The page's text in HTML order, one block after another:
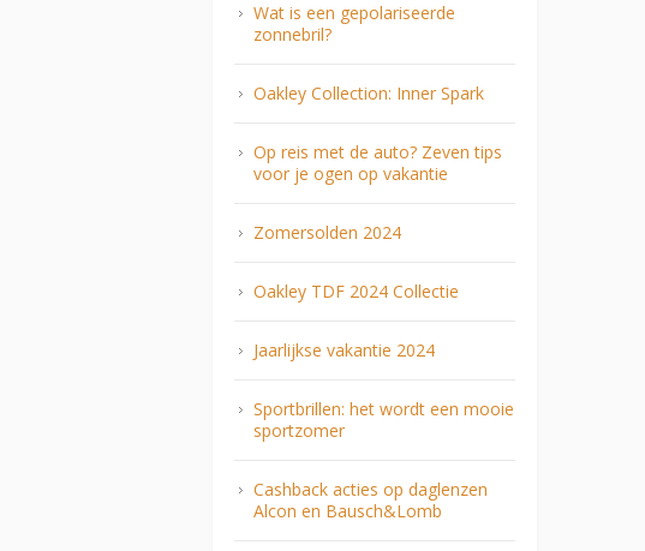
Wat is een gepolariseerde
zonnebril?
Oakley Collection: Inner Spark
Op reis met de auto? Zeven tips
voor je ogen op vakantie
Zomersolden 2024
Oakley TDF 2024 Collectie
Jaarlijkse vakantie 2024
Sportbrillen: het wordt een mooie
sportzomer
Cashback acties op daglenzen
Alcon en Bausch&Lomb